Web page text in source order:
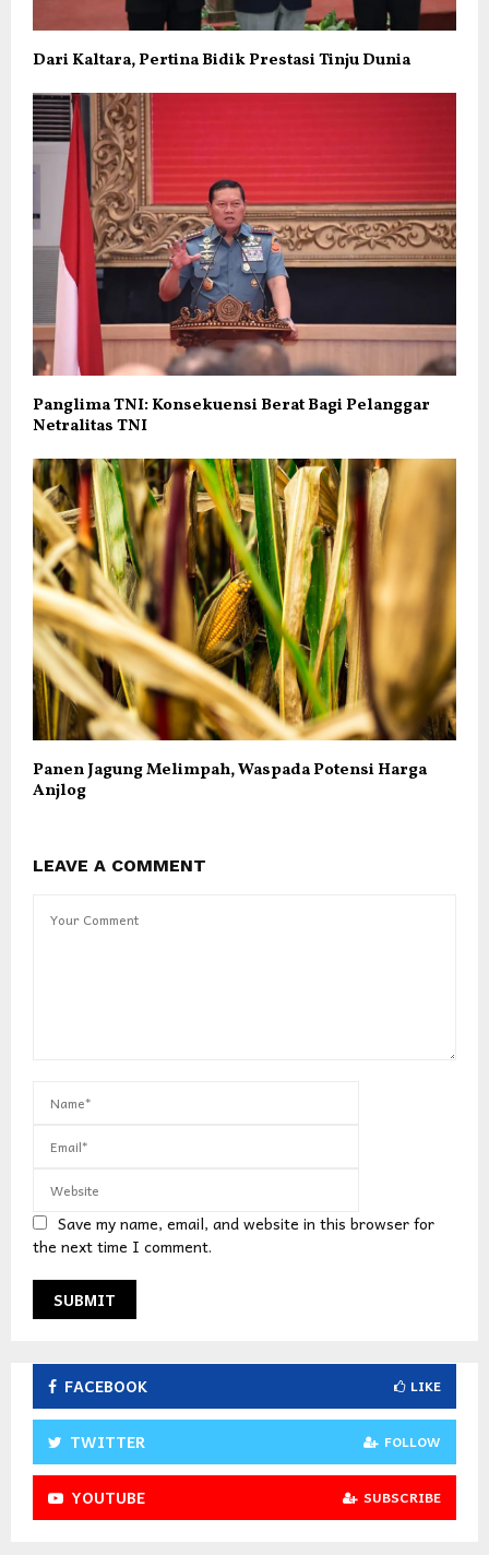
Dari Kaltara, Pertina Bidik Prestasi Tinju Dunia
Panglima TNI: Konsekuensi Berat Bagi Pelanggar
Netralitas TNI
Panen Jagung Melimpah, Waspada Potensi Harga
Anjlog
LEAVE A COMMENT
Save my name, email, and website in this browser for
the next time I comment.
FACEBOOK LIKE
TWITTER FOLLOW
YOUTUBE SUBSCRIBE